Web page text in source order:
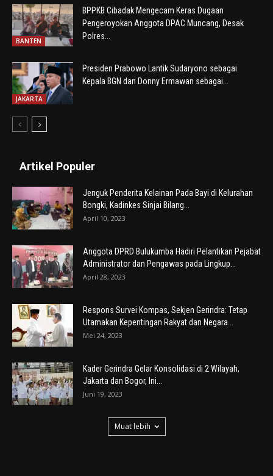
BANTEN
BPPKB Cibadak Mengecam Keras Dugaan
Pengeroyokan Anggota DPAC Muncang, Desak
Polres...
JAKARTA
Presiden Prabowo Lantik Sudaryono sebagai
Kepala BGN dan Donny Ermawan sebagai...
Artikel Populer
Jenguk Penderita Kelainan Pada Bayi di Kelurahan
Bongki, Kadinkes Sinjai Bilang...
April 10, 2023
Anggota DPRD Bulukumba Hadiri Pelantikan Pejabat
Administrator dan Pengawas pada Lingkup...
April 28, 2023
Respons Survei Kompas, Sekjen Gerindra: Tetap
Utamakan Kepentingan Rakyat dan Negara...
Mei 24, 2023
Kader Gerindra Gelar Konsolidasi di 2 Wilayah,
Jakarta dan Bogor, Ini...
Juni 19, 2023
Muat lebih